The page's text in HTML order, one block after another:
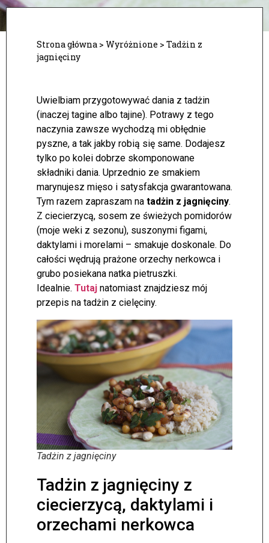
Strona główna > Wyróżnione > Tadżin z
jagnięciny
Uwielbiam przygotowywać dania z tadżin
(inaczej tagine albo tajine). Potrawy z tego
naczynia zawsze wychodzą mi obłędnie
pyszne, a tak jakby robią się same. Dodajesz
tylko po kolei dobrze skomponowane
składniki dania. Uprzednio ze smakiem
marynujesz mięso i satysfakcja gwarantowana.
Tym razem zapraszam na tadżin z jagnięciny.
Z ciecierzycą, sosem ze świeżych pomidorów
(moje weki z sezonu), suszonymi figami,
daktylami i morelami – smakuje doskonale. Do
całości wędrują prażone orzechy nerkowca i
grubo posiekana natka pietruszki.
Idealnie. Tutaj natomiast znajdziesz mój
przepis na tadżin z cielęciny.
Tadżin z jagnięciny
Tadżin z jagnięciny z
ciecierzycą, daktylami i
orzechami nerkowca